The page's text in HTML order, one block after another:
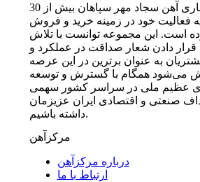
مرکزآهن با نام تجاری آهن سجاد مهر سپاهان بیش از 30
خود در زمینه خرید و فروش
است. این مجموعه توانست با تلاش
دادن شعار صداقت در عملکرد و
به عنوان برترین در این عرصه
می‌شود همگام با گسترش و توسعه
عظیم ملی در سراسر کشور سهمی
صنعتی و اقتصادی ایران عزیزمان
داشته باشیم.
مرکزآهن
درباره مرکزآهن
ارتباط با ما